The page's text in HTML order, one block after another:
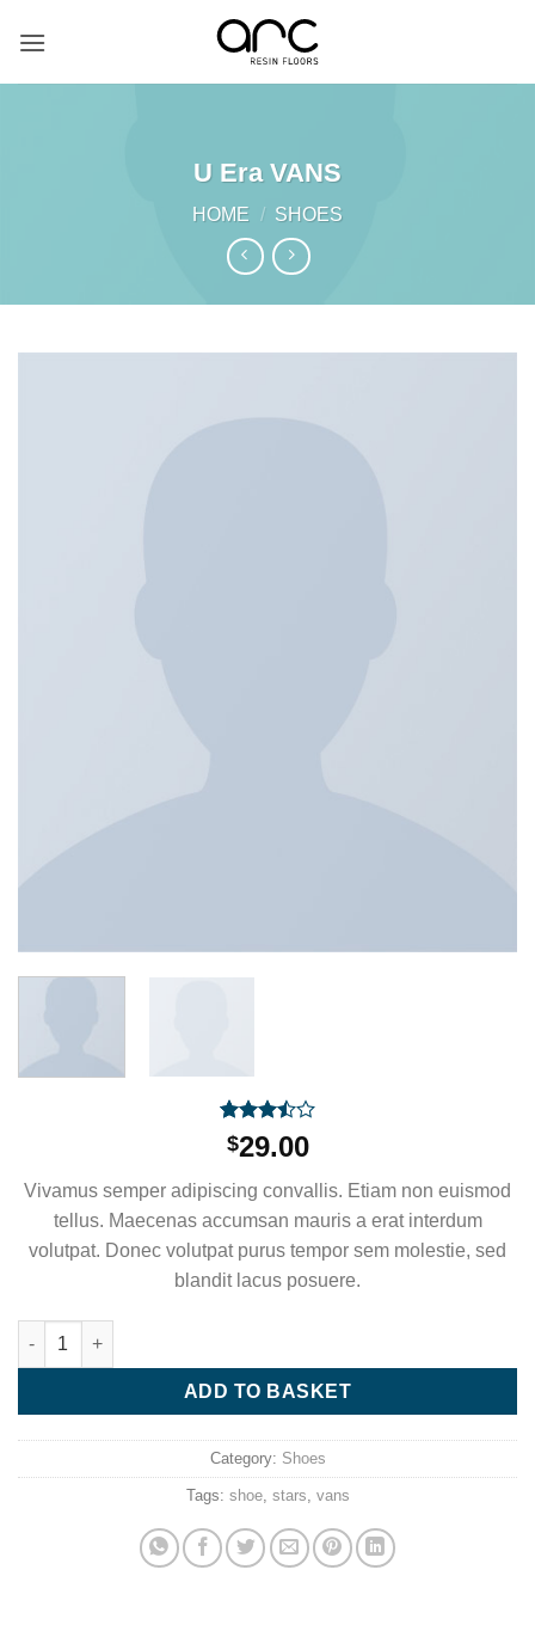
U Era VANS
HOME / SHOES
Rated
3.50out
based
on
2
customer
ratings
$29.00
Vivamus semper adipiscing convallis. Etiam non euismod
tellus. Maecenas accumsan mauris a erat interdum
volutpat. Donec volutpat purus tempor sem molestie, sed
blandit lacus posuere.
U Era VANS quantity
ADD TO BASKET
Category: Shoes
Tags: shoe, stars vans